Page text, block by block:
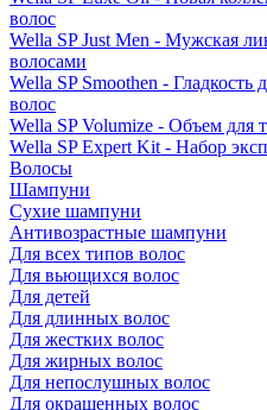
волос
Wella SP Just Men - Мужская
волосами
Wella SP Smoothen -
волос
Wella SP Volumize - Объем для
Wella SP Expert Kit - Набор
Волосы
Шампуни
Сухие шампуни
Антивозрастные шампуни
Для всех типов волос
Для вьющихся волос
Для детей
Для длинных волос
Для жестких волос
Для жирных волос
Для непослушных волос
Для окрашенных волос